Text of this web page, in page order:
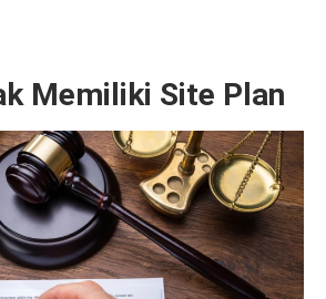
Memiliki Site Plan